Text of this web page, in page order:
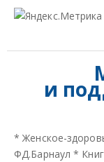
и
*Женское-
ФД.Барнаул *